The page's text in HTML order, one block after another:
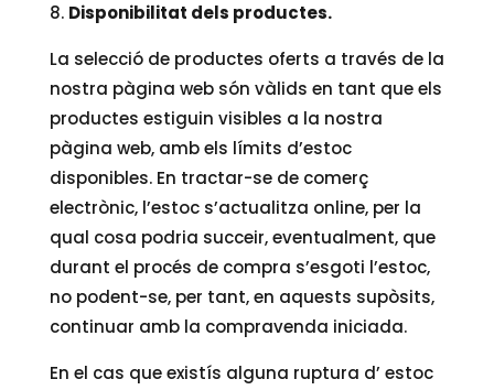
Disponibilitat dels productes.
La selecció de productes oferts a través de la
nostra pàgina web són vàlids en tant que els
productes estiguin visibles a la nostra
pàgina web, amb els límits d’estoc
disponibles. En tractar-se de comerç
electrònic, l’estoc s’actualitza online, per la
qual cosa podria succeir, eventualment, que
durant el procés de compra s’esgoti l’estoc,
no podent-se, per tant, en aquests supòsits,
continuar amb la compravenda iniciada.
En el cas que existís alguna ruptura d’ estoc